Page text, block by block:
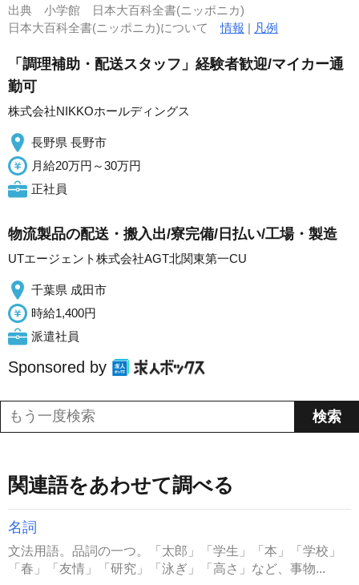
出典 小学館 日本大百科全書(ニッポニカ)
日本大百科全書(ニッポニカ)について情報 | 凡例
「調理補助・配送スタッフ」経験者歓迎/マイカー通
勤可
株式会社NIKKOホールディングス
長野県 長野市
月給20万円～30万円
正社員
物流製品の配送・搬入出/寮完備/日払い/工場・製造
UTエージェント株式会社AGT北関東第一CU
千葉県 成田市
時給1,400円
派遣社員
Sponsored by
関連語をあわせて調べる
名詞
文法用語。品詞の一つ。「太郎」「学生」「本」「学校」
「春」「友情」「研究」「泳ぎ」「高さ」など、事物...